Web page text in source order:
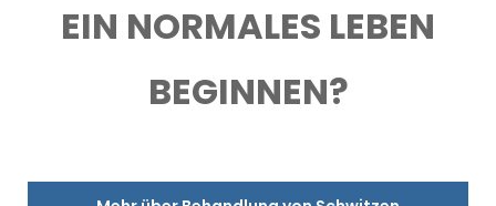
EIN NORMALES LEBEN
BEGINNEN?